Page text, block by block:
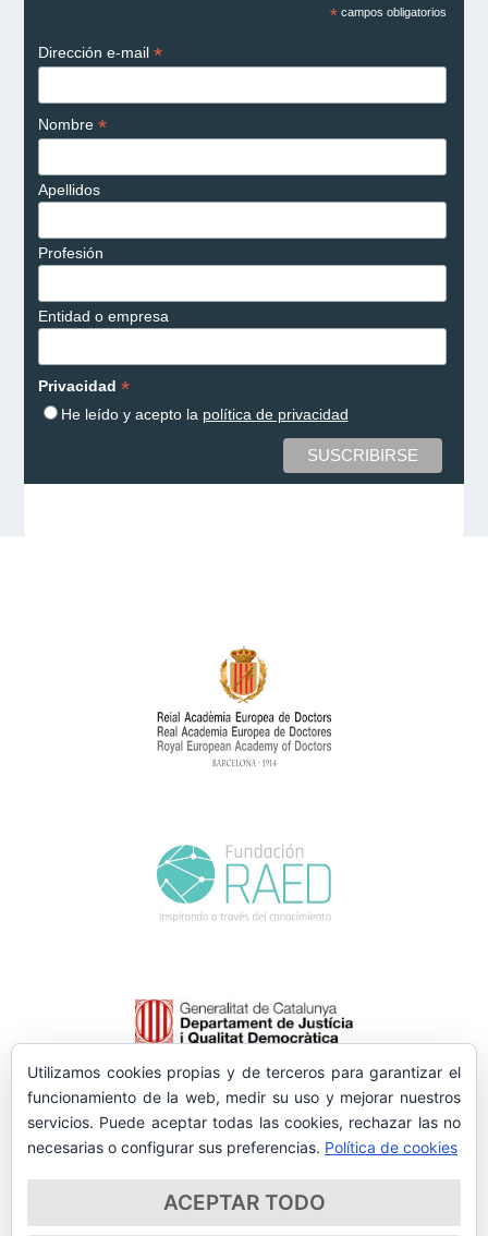
*campos obligatorios
Dirección e-mail *
Nombre *
Apellidos
Profesión
Entidad o empresa
Privacidad *
He leído y acepto la política de privacidad
Utilizamos cookies propias y de terceros para garantizar el
funcionamiento de la web, medir su uso y mejorar nuestros
servicios. Puede aceptar todas las cookies, rechazar las no
necesarias o configurar sus preferencias. Política de cookies
ACEPTAR TODO